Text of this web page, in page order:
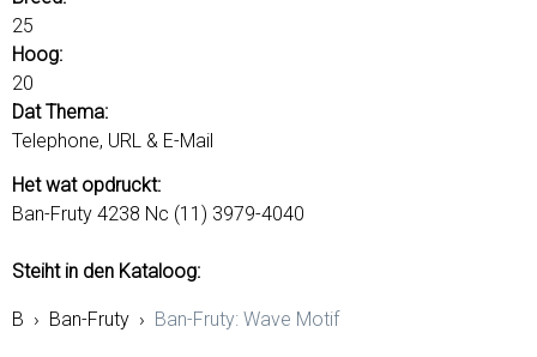
25
Hoog:
20
Dat Thema:
Telephone, URL & E-Mail
Het wat opdruckt:
Ban-Fruty 4238 Nc (11) 3979-4040
Steiht in den Kataloog:
B › Ban-Fruty › Ban-Fruty: Wave Motif